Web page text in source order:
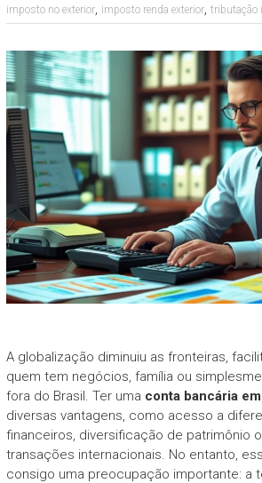
imposto no exterior, imposto renda exterior, tributação
A globalização diminuiu as fronteiras,
quem tem negócios, família ou
fora do Brasil. Ter uma conta bancária
diversas vantagens, como acesso a
financeiros, diversificação de patrimônio
transações internacionais. No entanto,
consigo uma preocupação importante: a